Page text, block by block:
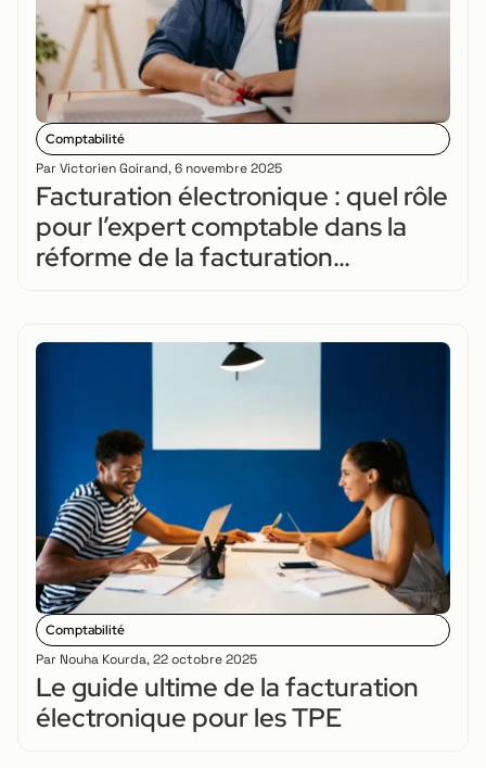
Comptabilité
Par Victorien Goirand,6 novembre 2025
Facturation électronique : quel rôle
pour l’expert comptable dans la
réforme de la facturation
Comptabilité
Par Nouha Kourda,22 octobre 2025
Le guide ultime de la facturation
électronique pour les TPE